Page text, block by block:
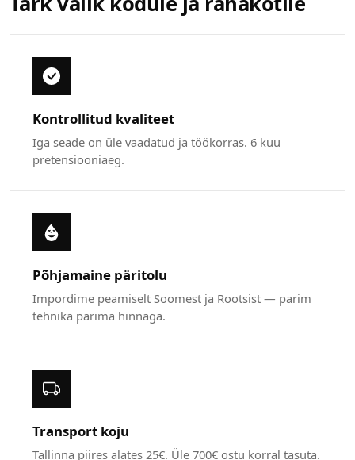
Kontrollitud kvaliteet
Iga seade on üle vaadatud ja töökorras. 6 kuu
pretensiooniaeg.
Põhjamaine päritolu
Impordime peamiselt Soomest ja Rootsist — parim
tehnika parima hinnaga.
Transport koju
Tallinna piires alates 25€. Üle 700€ ostu korral tasuta.